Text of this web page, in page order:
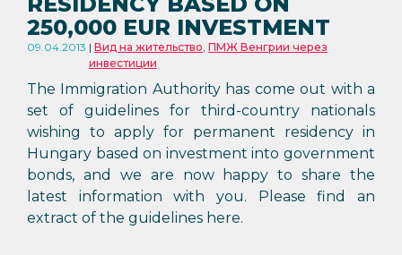
250,000 EUR INVESTMENT
09.04.2013 Вид на жительство, ПМЖ Венгрии через
инвестиции
The Immigration Authority has come out with a
set of guidelines for third-country nationals
wishing to apply for permanent residency in
Hungary based on investment into government
bonds, and we are now happy to share the
latest information with you. Please find an
extract of the guidelines here.